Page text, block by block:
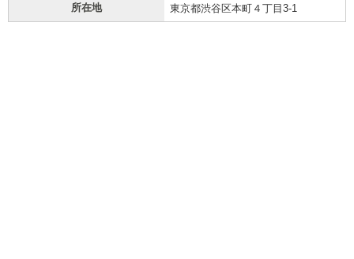
所在地 東京都渋谷区本町４丁目3-1